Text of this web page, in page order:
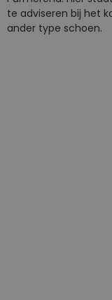
te adviseren bij het
ander type schoen.